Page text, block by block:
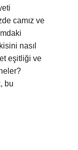
camız ve
nasıl
eşitliği ve
bu